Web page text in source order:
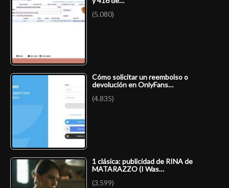
(5.080)
Cómo solicitar un reembolso o
devolución en OnlyFans…
(4.835)
1 clásica: publicidad de RINA de
MATARAZZO (I Was…
(3.599)